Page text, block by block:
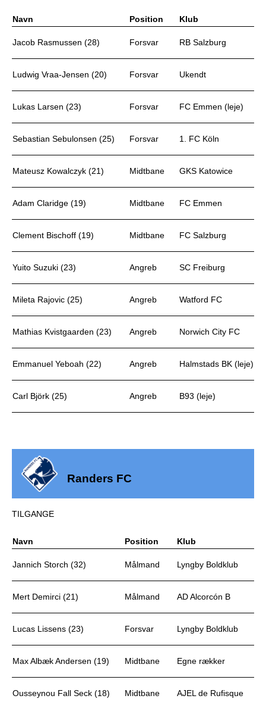
Navn Position Klub
Jacob Rasmussen (28) Forsvar RB Salzburg
Ludwig Vraa-Jensen (20) Forsvar Ukendt
Lukas Larsen (23) Forsvar FC Emmen (leje)
Sebastian Sebulonsen (25) Forsvar 1. FC Köln
Mateusz Kowalczyk (21) Midtbane GKS Katowice
Adam Claridge (19) Midtbane FC Emmen
Clement Bischoff (19) Midtbane FC Salzburg
Yuito Suzuki (23) Angreb SC Freiburg
Mileta Rajovic (25) Angreb Watford FC
Mathias Kvistgaarden (23) Angreb Norwich City FC
Emmanuel Yeboah (22) Angreb Halmstads BK (leje)
Carl Björk (25) Angreb B93 (leje)
Randers FC
TILGANGE
Navn Position Klub
Jannich Storch (32) Målmand Lyngby Boldklub
Mert Demirci (21) Målmand AD Alcorcón B
Lucas Lissens (23) Forsvar Lyngby Boldklub
Max Albæk Andersen (19) Midtbane Egne rækker
Ousseynou Fall Seck (18) Midtbane AJEL de Rufisque